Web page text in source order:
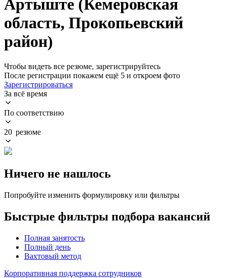
Артыште (Кемеровская
область, Прокопьевский
район)
Чтобы видеть все резюме, зарегистрируйтесь
После регистрации покажем ещё 5 и откроем фото
Зарегистрироваться
За всё время
По соответствию
20 резюме
Ничего не нашлось
Попробуйте изменить формулировку или фильтры
Быстрые фильтры подбора вакансий
Полная занятость
Полный день
Вахтовый метод
Корпоративная поддержка сотрудников